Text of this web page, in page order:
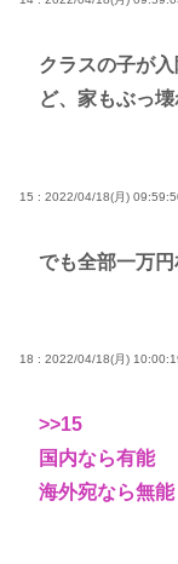
クラスの子が
ど、家もぶっ
15 : 2022/04/18(月)
でも全部一万
18 : 2022/04/18(月)
>>15
国内なら有能
海外宛なら無能